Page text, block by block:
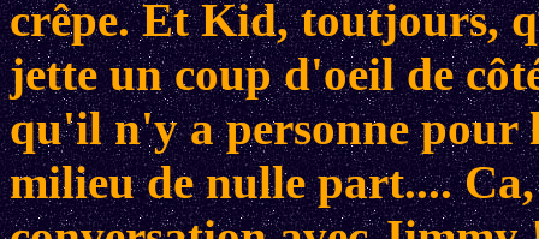
crêpe. Et Kid, toutjours,
jette un coup d'oeil de
qu'il n'y a personne pour
milieu de nulle part....